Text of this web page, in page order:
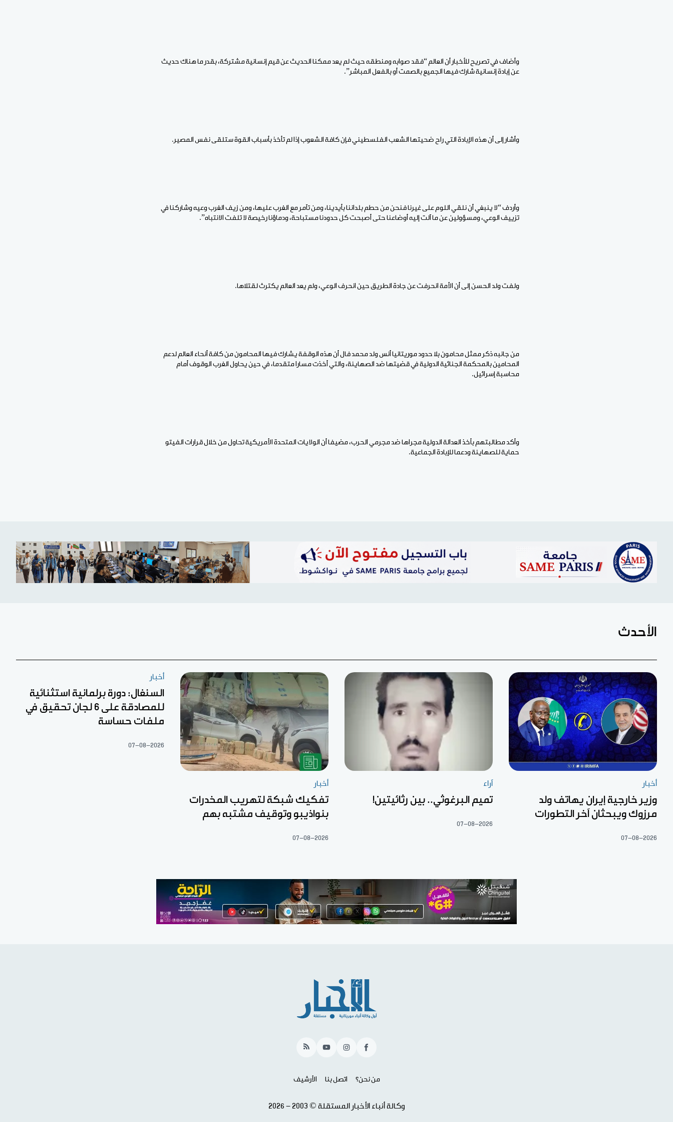
وأضاف في تصريح للأخبار أن العالم “فقد صوابه ومنطقه حيث لم يعد ممكنا الحديث عن قيم إنسانية مشتركة، بقدر ما هناك حديث
عن إبادة إنسانية شارك فيها الجميع بالصمت أو بالفعل المباشر”.
وأشار إلى أن هذه الإبادة التي راح ضحيتها الشعب الفلسطيني فإن كافة الشعوب إذا لم تأخذ بأسباب القوة ستلقى نفس المصير.
وأردف “لا ينبغي أن نلقي اللوم على غيرنا فنحن من حطم بلداننا بأيدينا، ومن تآمر مع الغرب عليها، ومن زيف الغرب وعيه وشاركنا في
تزييف الوعي، ومسؤولين عن ما آلت إليه أوضاعنا حتى أصبحت كل حدودنا مستباحة، ودماؤنا رخيصة لا تلفت الانتباه”.
ولفت ولد الحسن إلى أن الأمة انحرفت عن جادة الطريق حين انحرف الوعي، ولم يعد العالم يكترث لقتلاها.
من جانبه ذكر ممثل محامون بلا حدود موريتانيا أنس ولد محمد فال أن هذه الوقفة يشارك فيها المحامون من كافة أنحاء العالم لدعم
المحامين بالمحكمة الجنائية الدولية في قضيتها ضد الصهاينة، والتي أخذت مسارا متقدما، في حين يحاول الغرب الوقوف أمام
محاسبة إسرائيل.
وأكد مطالبتهم بأخذ العدالة الدولية مجراها ضد مجرمي الحرب، مضيفا أن الولايات المتحدة الأمريكية تحاول من خلال قرارات الفيتو
حماية للصهاينة ودعما للإبادة الجماعية.
الأحدث
أخبار
وزير خارجية إيران يهاتف ولد
مرزوك ويبحثان آخر التطورات
07-08-2026
آراء
تميم البرغوثي.. بين رثائيتين!
07-08-2026
أخبار
تفكيك شبكة لتهريب المخدرات
بنواذيبو وتوقيف مشتبه بهم
07-08-2026
أخبار
السنغال: دورة برلمانية استثنائية
للمصادقة على 6 لجان تحقيق في
ملفات حساسة
07-08-2026
Facebook
Instagram
YouTube
RSS
من نحن؟ اتصل بنا الأرشيف
وكالة أنباء الأخبار المستقلة © 2003 - 2026